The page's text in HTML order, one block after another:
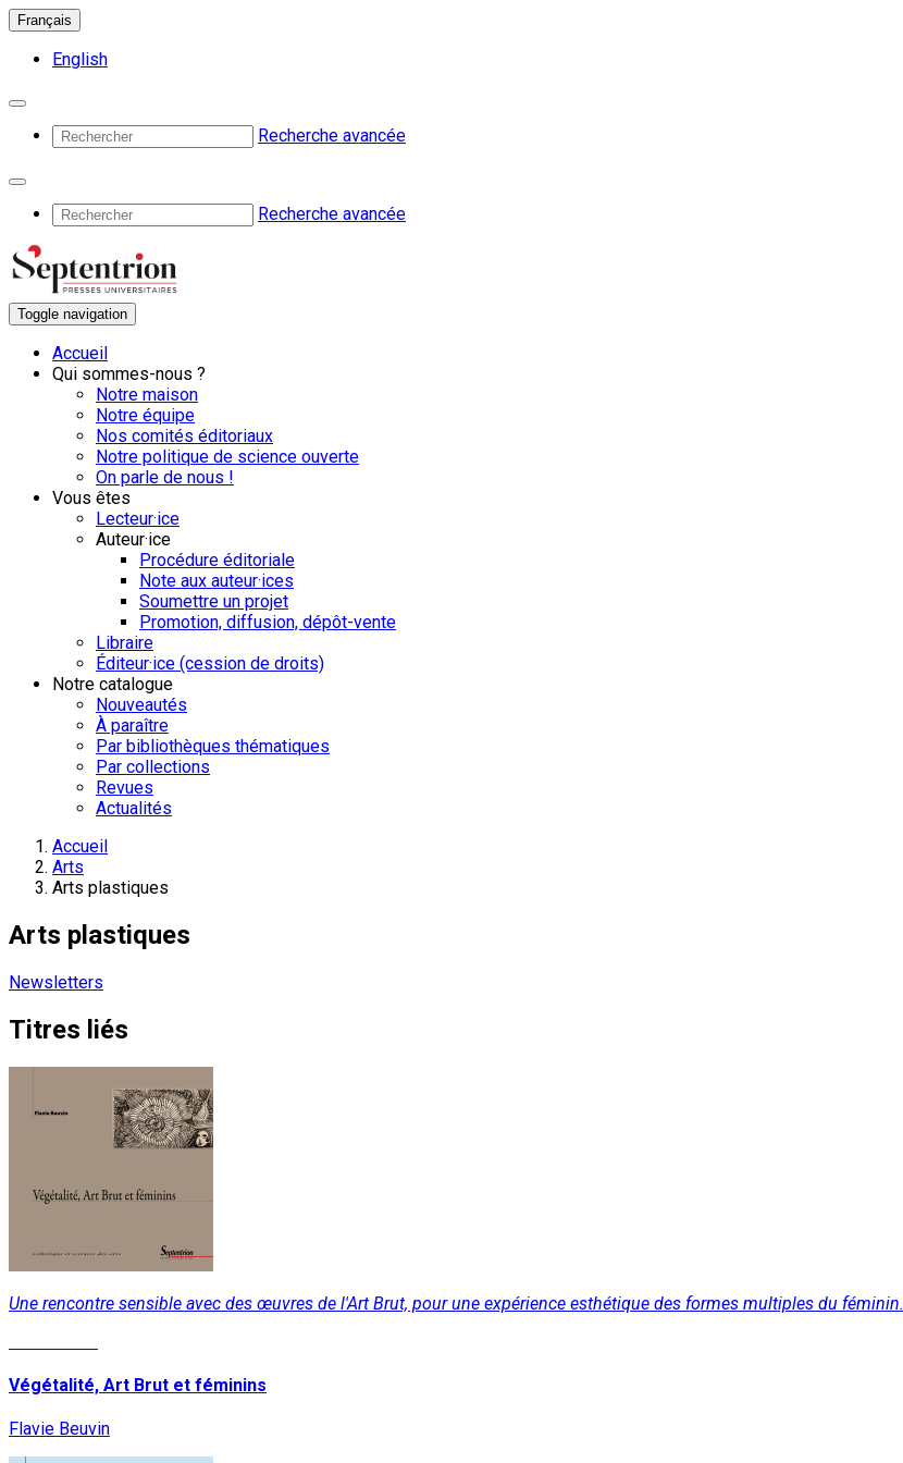
Français
English
Recherche avancée
Recherche avancée
Toggle navigation
Accueil
Qui sommes-nous ?
Notre maison
Notre équipe
Nos comités éditoriaux
Notre politique de science ouverte
On parle de nous !
Vous êtes
Lecteur·ice
Auteur·ice
Procédure éditoriale
Note aux auteur·ices
Soumettre un projet
Promotion, diffusion, dépôt-vente
Libraire
Éditeur·ice (cession de droits)
Notre catalogue
Nouveautés
À paraître
Par bibliothèques thématiques
Par collections
Revues
Actualités
Accueil
Arts
Arts plastiques
Arts plastiques
Newsletters
Titres liés
Une rencontre sensible avec des œuvres de l'Art Brut, pour une expérience esthétique des formes multiples du féminin.
Végétalité, Art Brut et féminins
Flavie Beuvin